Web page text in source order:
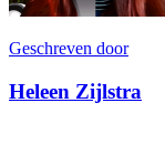
Geschreven door
Heleen Zijlstra